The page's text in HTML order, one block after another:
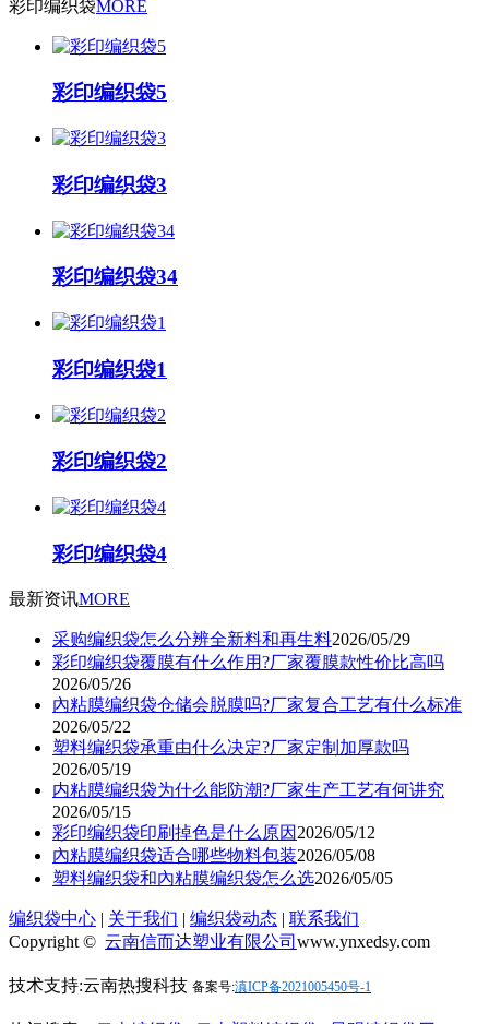
彩印编织袋MORE
彩印编织袋5
彩印编织袋3
彩印编织袋34
彩印编织袋1
彩印编织袋2
彩印编织袋4
最新资讯MORE
采购编织袋怎么分辨全新料和再生料2026/05/29
彩印编织袋覆膜有什么作用?厂家覆膜款性价比高吗
2026/05/26
內粘膜编织袋仓储会脱膜吗?厂家复合工艺有什么标准
2026/05/22
塑料编织袋承重由什么决定?厂家定制加厚款吗
2026/05/19
内粘膜编织袋为什么能防潮?厂家生产工艺有何讲究
2026/05/15
彩印编织袋印刷掉色是什么原因 2026/05/12
內粘膜编织袋适合哪些物料包装2026/05/08
塑料编织袋和內粘膜编织袋怎么选2026/05/05
编织袋中心 | 关于我们 | 编织袋动态 | 联系我们
Copyright © 云南信而达塑业有限公司 www.ynxedsy.com
技术支持:云南热搜科技 备案号:滇ICP备2021005450号-1